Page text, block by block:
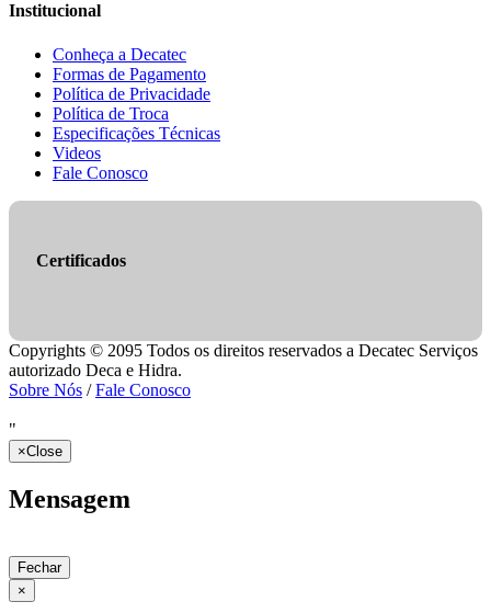
Institucional
Conheça a Decatec
Formas de Pagamento
Política de Privacidade
Política de Troca
Especificações Técnicas
Videos
Fale Conosco
Certificados
Copyrights © 2095 Todos os direitos reservados a Decatec Serviços
autorizado Deca e Hidra.
Sobre Nós /Fale Conosco
"
×Close
Mensagem
Fechar
×